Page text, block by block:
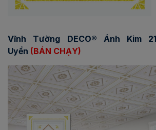
Vĩnh Tường DECO® Ánh Kim
Uyển (BÁN CHẠY)